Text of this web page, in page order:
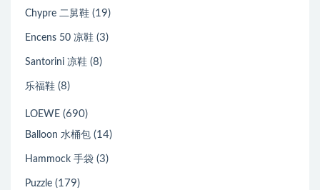
Chypre 二舅鞋 (19)
Encens 50 凉鞋 (3)
Santorini 凉鞋 (8)
乐福鞋 (8)
LOEWE (690)
Balloon 水桶包 (14)
Hammock 手袋 (3)
Puzzle (179)